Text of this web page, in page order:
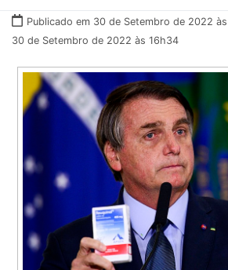
Publicado em 30 de Setembro de 2022 às
30 de Setembro de 2022 às 16h34